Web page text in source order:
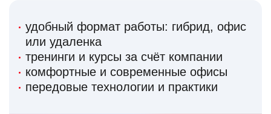
удобный формат работы: гибрид, офис
или удаленка
тренинги и курсы за счёт компании
комфортные и современные офисы
передовые технологии и практики